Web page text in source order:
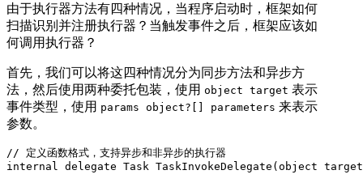
由于执行器方法有四种情况，当程序启动时，框架如何
扫描识别并注册执行器？当触发事件之后，框架应该如
何调用执行器？
首先，我们可以将这四种情况分为同步方法和异步方
法，然后使用两种委托包装，使用 object target 表示
事件类型，使用 params object?[] parameters 来表示
参数。
// 定义函数格式，支持异步和非异步的执行器
internal delegate Task TaskInvokeDelegate(object